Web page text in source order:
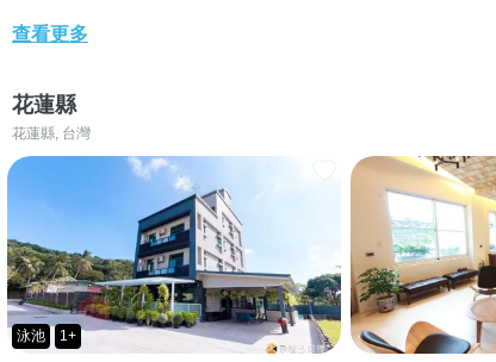
查看更多
花蓮縣
花蓮縣, 台灣
泳池 1+